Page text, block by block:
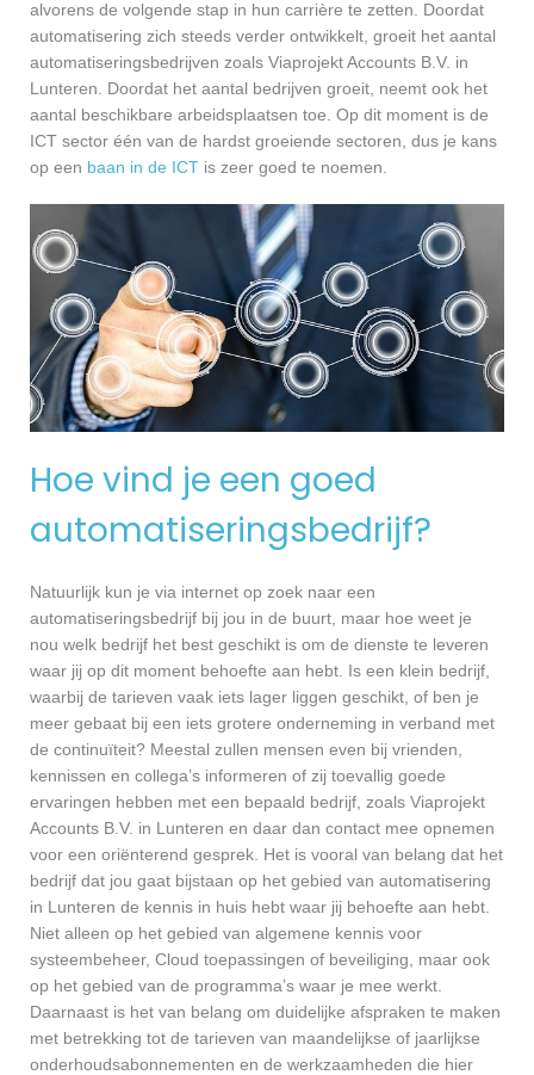
alvorens de volgende stap in hun carrière te zetten. Doordat
automatisering zich steeds verder ontwikkelt, groeit het aantal
automatiseringsbedrijven zoals Viaprojekt Accounts B.V. in
Lunteren. Doordat het aantal bedrijven groeit, neemt ook het
aantal beschikbare arbeidsplaatsen toe. Op dit moment is de
ICT sector één van de hardst groeiende sectoren, dus je kans
op een baan in de ICT is zeer goed te noemen.
Hoe vind je een goed
automatiseringsbedrijf?
Natuurlijk kun je via internet op zoek naar een
automatiseringsbedrijf bij jou in de buurt, maar hoe weet je
nou welk bedrijf het best geschikt is om de dienste te leveren
waar jij op dit moment behoefte aan hebt. Is een klein bedrijf,
waarbij de tarieven vaak iets lager liggen geschikt, of ben je
meer gebaat bij een iets grotere onderneming in verband met
de continuïteit? Meestal zullen mensen even bij vrienden,
kennissen en collega’s informeren of zij toevallig goede
ervaringen hebben met een bepaald bedrijf, zoals Viaprojekt
Accounts B.V. in Lunteren en daar dan contact mee opnemen
voor een oriënterend gesprek. Het is vooral van belang dat het
bedrijf dat jou gaat bijstaan op het gebied van automatisering
in Lunteren de kennis in huis hebt waar jij behoefte aan hebt.
Niet alleen op het gebied van algemene kennis voor
systeembeheer, Cloud toepassingen of beveiliging, maar ook
op het gebied van de programma’s waar je mee werkt.
Daarnaast is het van belang om duidelijke afspraken te maken
met betrekking tot de tarieven van maandelijkse of jaarlijkse
onderhoudsabonnementen en de werkzaamheden die hier